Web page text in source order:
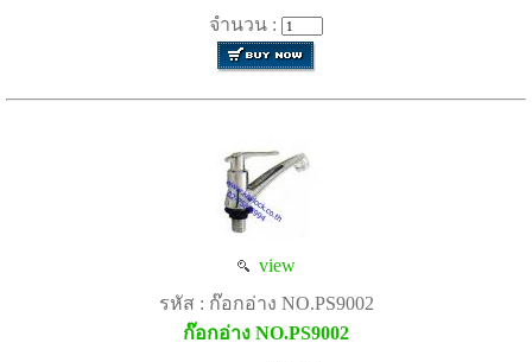
จำนวน :
view
รหัส : ก๊อกอ่าง NO.PS9002
ก๊อกอ่าง NO.PS9002